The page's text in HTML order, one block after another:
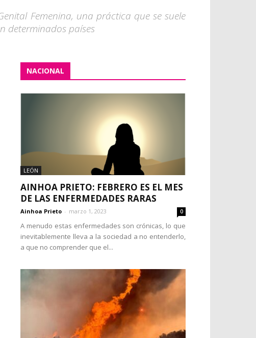
Femenina, una práctica que se suele
determinados países
NACIONAL
LEÓN
AINHOA PRIETO: FEBRERO ES EL MES
DE LAS ENFERMEDADES RARAS
Ainhoa Prieto - marzo 1, 2023 0
A menudo estas enfermedades son crónicas, lo que
inevitablemente lleva a la sociedad a no entenderlo,
a que no comprender que el...